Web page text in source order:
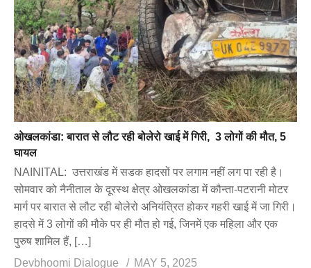
ओखलकांडा: बारात से लौट रही बोलेरो खाई में गिरी, 3 लोगों की मौत, 5
घायल
NAINITAL: उत्तराखंड में सडक हादसों पर लगाम नहीं लग पा रही है।
सोमवार को नैनीताल के दूरस्थ क्षेत्र ओखलकांडा में कौन्ता-पटरानी मोटर
मार्ग पर बारात से लौट रही बोलेरो अनियंत्रित होकर गहरी खाई में जा गिरी।
हादसे में 3 लोगों की मौके पर ही मौत हो गई, जिनमें एक महिला और एक
पुरुष शामिल हैं, […]
Devbhoomi Dialogue
MAY 5, 2025